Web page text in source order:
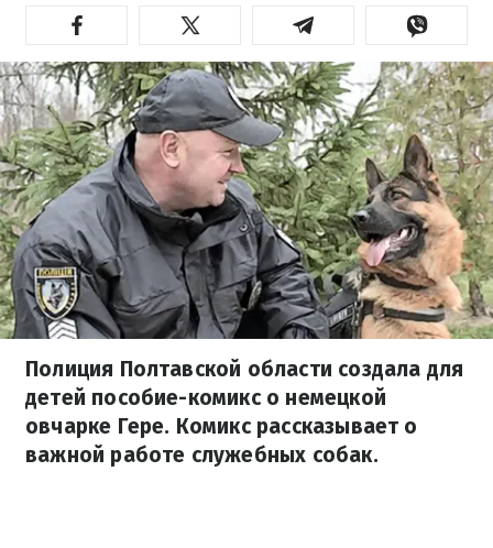
Полиция Полтавской области создала для
детей пособие-комикс о немецкой
овчарке Гере. Комикс рассказывает о
важной работе служебных собак.